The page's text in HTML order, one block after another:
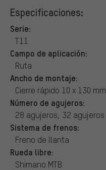
Especificaciones:
Serie:
T11
Campo de aplicación:
Ruta
Ancho de montaje:
Cierre rápido 10 x 130 mm
Número de agujeros:
28 agujeros, 32 agujeros
Sistema de frenos:
Freno de llanta
Rueda libre:
Shimano MTB